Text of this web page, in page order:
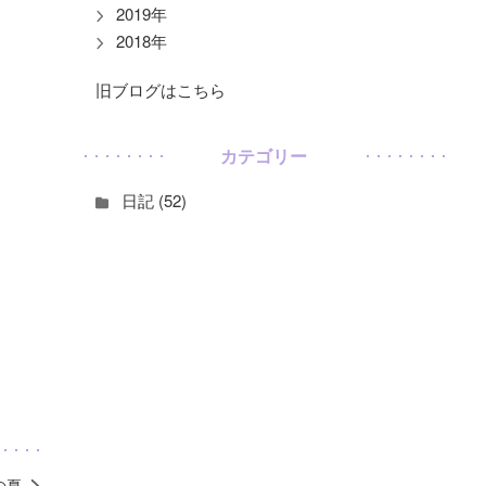
2019年
2018年
旧ブログはこちら
カテゴリー
日記 (52)